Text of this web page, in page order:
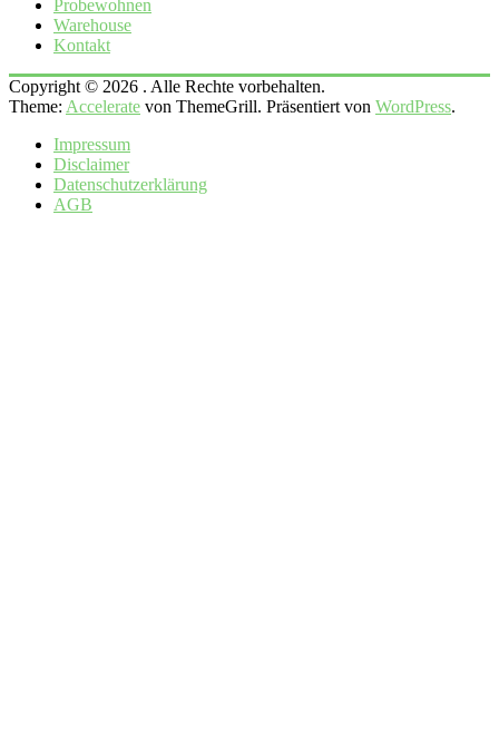
Probewohnen
Warehouse
Kontakt
Copyright © 2026 . Alle Rechte vorbehalten.
Theme: Accelerate von ThemeGrill. Präsentiert von WordPress.
Impressum
Disclaimer
Datenschutzerklärung
AGB